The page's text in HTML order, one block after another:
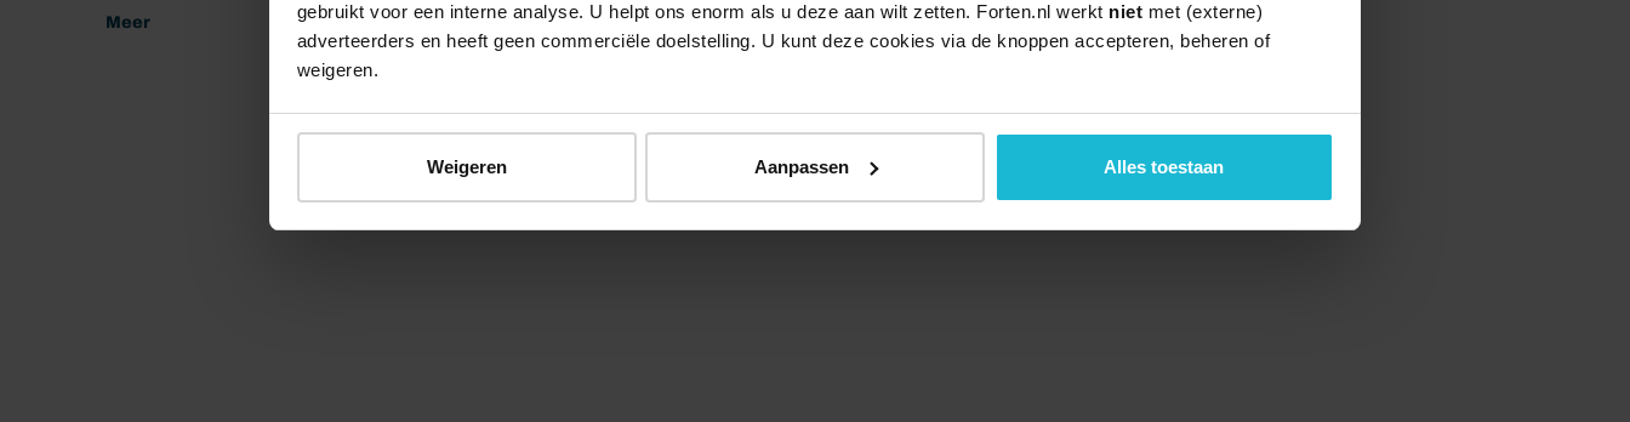
gebruikt voor een interne analyse. U helpt ons enorm als u deze aan wilt zetten. Forten.nl werkt niet met (externe)
adverteerders en heeft geen commerciële doelstelling. U kunt deze cookies via de knoppen accepteren, beheren of
weigeren.
Weigeren Aanpassen Alles toestaan
Meer
© 2026 Stichting Forten Nederland Over ons Doneer nu Disclaimer Contact Forten.nl wordt ondersteund door de